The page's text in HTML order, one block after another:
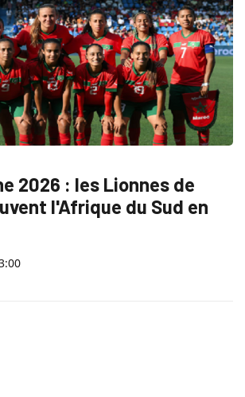
2026 : les Lionnes de
l'Afrique du Sud en